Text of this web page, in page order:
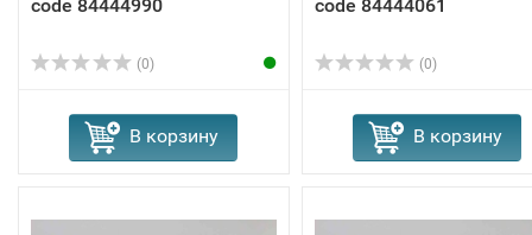
code 84444990
(0)
В корзину
code 84444061
(0)
В корзину